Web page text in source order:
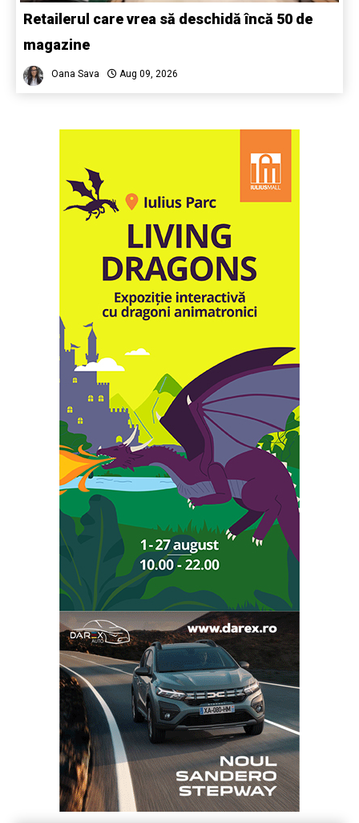
Retailerul care vrea să deschidă încă 50 de
magazine
Oana Sava Aug 09, 2026